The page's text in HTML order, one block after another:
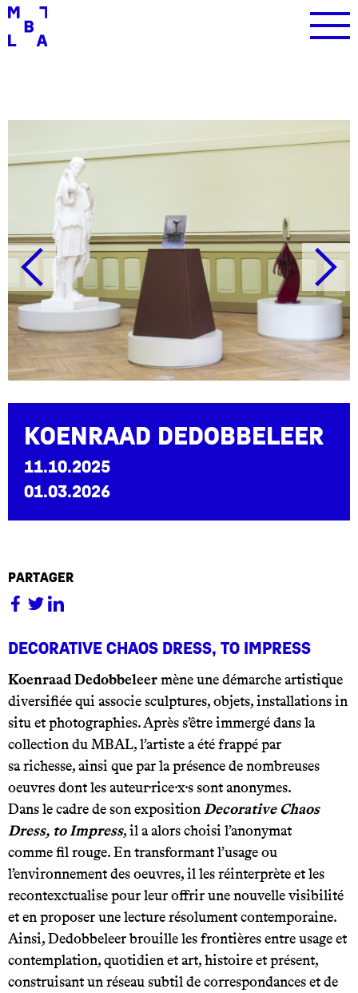
KOENRAAD DEDOBBELEER
11.10.2025
01.03.2026
partager
DECORATIVE CHAOS DRESS, TO IMPRESS
Koenraad Dedobbeleermène une démarche artistique
diversifiée qui associe sculptures, objets, installations in
situ et photographies. Après s’être immergé dans la
collection du MBAL, l’artiste a été frappé par
sa richesse, ainsi que par la présence de nombreuses
oeuvres dont les auteur·rice·x·s sont anonymes.
Dans le cadre de son expositionDecorative Chaos
Dress, to Impress, il a alors choisi l’anonymat
comme fil rouge. En transformant l’usage ou
l’environnement des oeuvres, il les réinterprète et les
recontexctualise pour leur offrir une nouvelle visibilité
et en proposer une lecture résolument contemporaine.
Ainsi, Dedobbeleer brouille les frontières entre usage et
contemplation, quotidien et art, histoire et présent,
construisant un réseau subtil de correspondances et de